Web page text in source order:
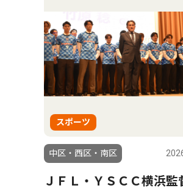
スポーツ
中区・西区・南区
ＪＦＬ・ＹＳＣＣ横浜監